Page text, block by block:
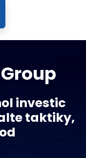
investic
taktiky,